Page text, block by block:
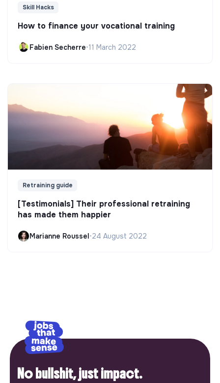
Skill Hacks
How to finance your vocational training
Fabien Secherre•11 March 2022
Retraining guide
[Testimonials] Their professional retraining
has made them happier
Marianne Roussel•24 August 2022
No bullshit, just impact.